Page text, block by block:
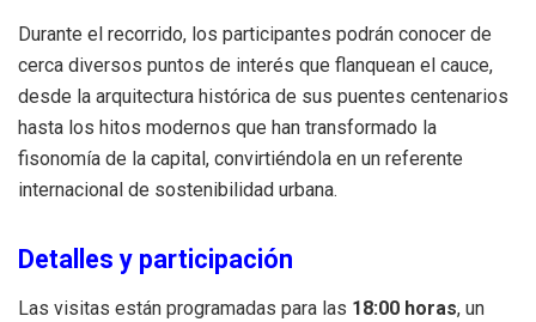
Durante el recorrido, los participantes podrán conocer de
cerca diversos puntos de interés que flanquean el cauce,
desde la arquitectura histórica de sus puentes centenarios
hasta los hitos modernos que han transformado la
fisonomía de la capital, convirtiéndola en un referente
internacional de sostenibilidad urbana.
Detalles y participación
Las visitas están programadas para las 18:00 horas, un